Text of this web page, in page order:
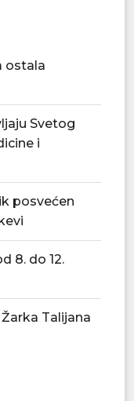
ostala
Svetog
i
posvećen
8. do 12.
Talijana